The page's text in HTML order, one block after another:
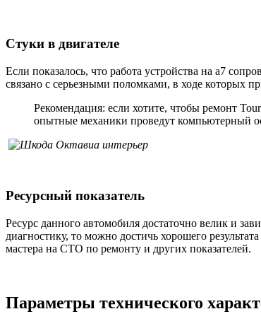
Стуки в двигателе
Если показалось, что работа устройства на а7
связано с серьезными поломками, в ходе которых
Рекомендация: если хотите, чтобы ремонт
опытные механики проведут компьютерный
Ресурсный показатель
Ресурс данного автомобиля достаточно велик и
диагностику, то можно достичь хорошего
мастера на СТО по ремонту и других показателей.
Параметры технического